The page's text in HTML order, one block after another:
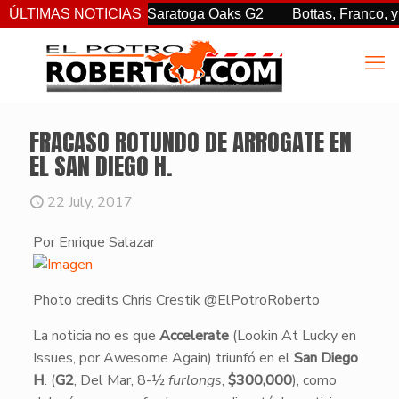
ÚLTIMAS NOTICIAS
en las Saratoga Oaks G2 Bottas, Franco, y
FRACASO ROTUNDO DE ARROGATE EN
EL SAN DIEGO H.
22 July, 2017
Por Enrique Salazar
Photo credits Chris Crestik @ElPotroRoberto
​La noticia no es que Accelerate(Lookin At Lucky en
Issues, por Awesome Again) triunfó en elSan Diego
H. (G2, Del Mar, 8-½furlongs, $300,000), como